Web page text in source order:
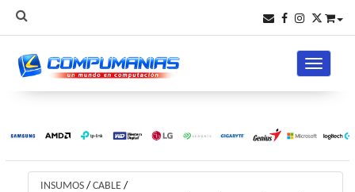
Toggle
INSUMOS / CABLE /